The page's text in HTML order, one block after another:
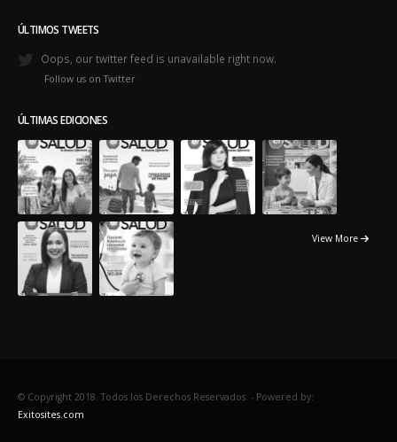
ÚLTIMOS TWEETS
Oops, our twitter feed is unavailable right now.
Follow us on Twitter
ÚLTIMAS EDICIONES
View More
© Copyright 2018. Todos los Derechos Reservados. - Powered by:
Exitosites.com